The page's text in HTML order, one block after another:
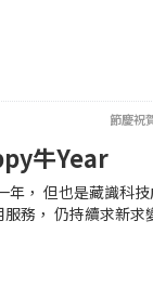
節慶祝
牛Year
， 但也是藏識科
務， 仍持續求新求